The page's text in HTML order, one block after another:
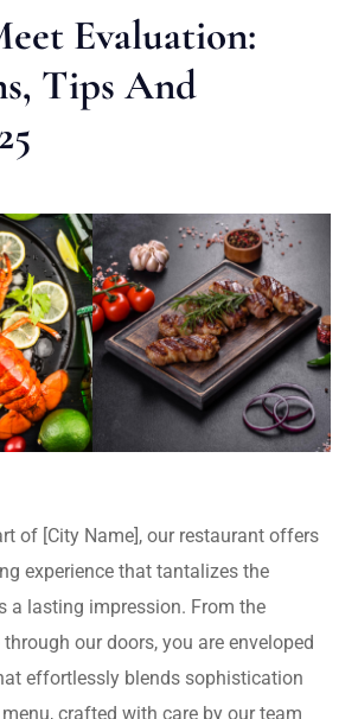
Evaluation:
Tips And
of [City Name], our restaurant offers
experience that tantalizes the
a lasting impression. From the
our doors, you are enveloped
effortlessly blends sophistication
crafted with care by our team